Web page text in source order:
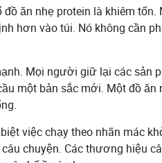
ăn nhẹ protein là khiêm
hơn vào túi. Nó không cần
Mọi người giữ lại các sản
một bản sắc mới. Một đồ
việc chạy theo nhãn mác
chuyện. Các thương hiệu